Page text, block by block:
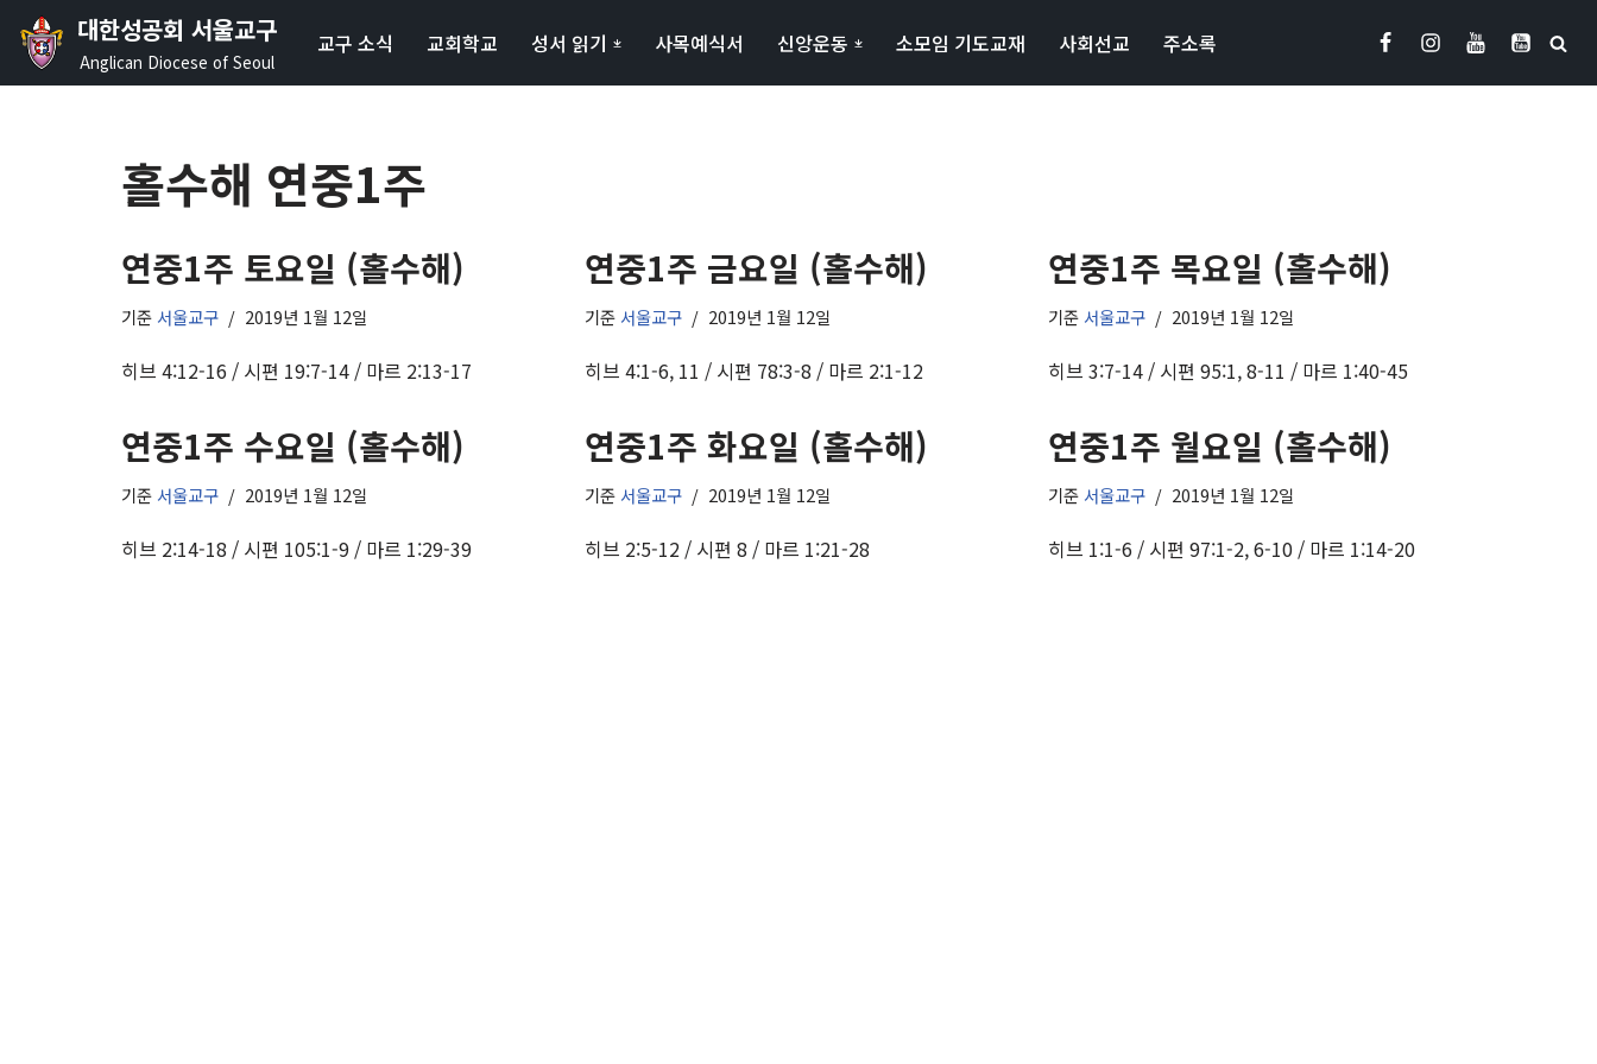
콘
대한성공회 서울교구
Anglican Diocese of Seoul
교구 소식 교회학교 성서 읽기 사목예식서 신앙운동 소모임 기도교재 사회선교 주소록
홀수해 연중1주
연중1주 토요일 (홀수해)
기준 서울교구 2019년 1월 12일
히브 4:12-16 / 시편 19:7-14 / 마르 2:13-17
연중1주 금요일 (홀수해)
기준 서울교구 2019년 1월 12일
히브 4:1-6, 11 / 시편 78:3-8 / 마르 2:1-12
연중1주 목요일 (홀수해)
기준 서울교구 2019년 1월 12일
히브 3:7-14 / 시편 95:1, 8-11 / 마르 1:40-45
연중1주 수요일 (홀수해)
기준 서울교구 2019년 1월 12일
히브 2:14-18 / 시편 105:1-9 / 마르 1:29-39
연중1주 화요일 (홀수해)
기준 서울교구 2019년 1월 12일
히브 2:5-12 / 시편 8 / 마르 1:21-28
연중1주 월요일 (홀수해)
기준 서울교구 2019년 1월 12일
히브 1:1-6 / 시편 97:1-2, 6-10 / 마르 1:14-20